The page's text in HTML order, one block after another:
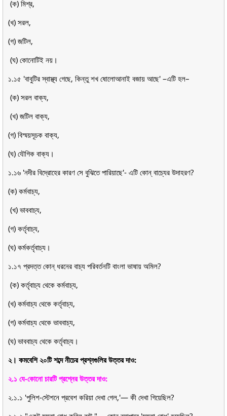
(ক) মিশ্র,
(খ) সরল,
(গ) জটিল,
(ঘ) কোনোটিই নয়।
১.১৫ 'বাবুটির স্বাস্থ্য গেছে, কিন্তু শখ ষোলোআনাই বজায় আছে' –এটি হল–
(ক) সরল বাক্য,
(খ) জটিল বাক্য,
(গ) বিস্ময়সূচক বাক্য,
(ঘ) যৌগিক বাক্য।
১.১৬ 'নদীর বিদ্রোহের কারণ সে বুঝিতে পারিয়াছে'- এটি কোন্ বাচ্যের উদাহরণ?
(ক) কর্মবাচ্য,
(খ) ভাববাচ্য,
(গ) কর্তৃবাচ্য,
(ঘ) কর্মকর্তৃবাচ্য।
১.১৭ প্রদত্ত কোন্ ধরনের বাচ্য পরিবর্তনটি বাংলা ভাষায় অমিল?
(ক) কর্তৃবাচ্য থেকে কর্মবাচ্য,
(খ) কর্মবাচ্য থেকে কর্তৃবাচ্য,
(গ) কর্মবাচ্য থেকে ভাববাচ্য,
(ঘ) ভাববাচ্য থেকে কর্তৃবাচ্য।
২। কমবেশি ২০টি শব্দে নীচের প্রশ্নগুলির উত্তর দাও:
২.১ যে-কোনো চারটি প্রশ্নের উত্তর দাও:
২.১.১ 'পুলিশ-স্টেশনে প্রবেশ করিয়া দেখা গেল,'— কী দেখা গিয়েছিল?